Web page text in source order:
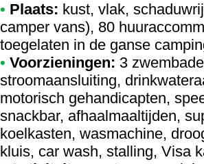
• Plaats: kust, vlak,
camper vans), 80
toegelaten in de ganse
• Voorzieningen: 3
stroomaansluiting,
motorisch gehandicapten,
snackbar, afhaalmaaltijden,
koelkasten, wasmachine,
kluis, car wash, stalling, Visa